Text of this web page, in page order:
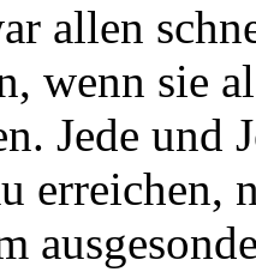
allen
wenn sie
Jede und
erreichen,